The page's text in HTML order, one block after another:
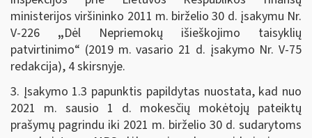
ministerijos viršininko 2011 m. birželio 30 d. įsakymu Nr.
V-226 „Dėl Nepriemokų išieškojimo taisyklių
patvirtinimo“ (2019 m. vasario 21 d. įsakymo Nr. V-75
redakcija), 4 skirsnyje.
3. Įsakymo 1.3 papunktis papildytas nuostata, kad nuo
2021 m. sausio 1 d. mokesčių mokėtojų pateiktų
prašymų pagrindu iki 2021 m. birželio 30 d. sudarytoms